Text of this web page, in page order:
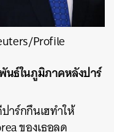
Profile
นธ์ในภูมิภาคหลังปาร์
าร์กกึนเฮทำให้
ของเธอลด